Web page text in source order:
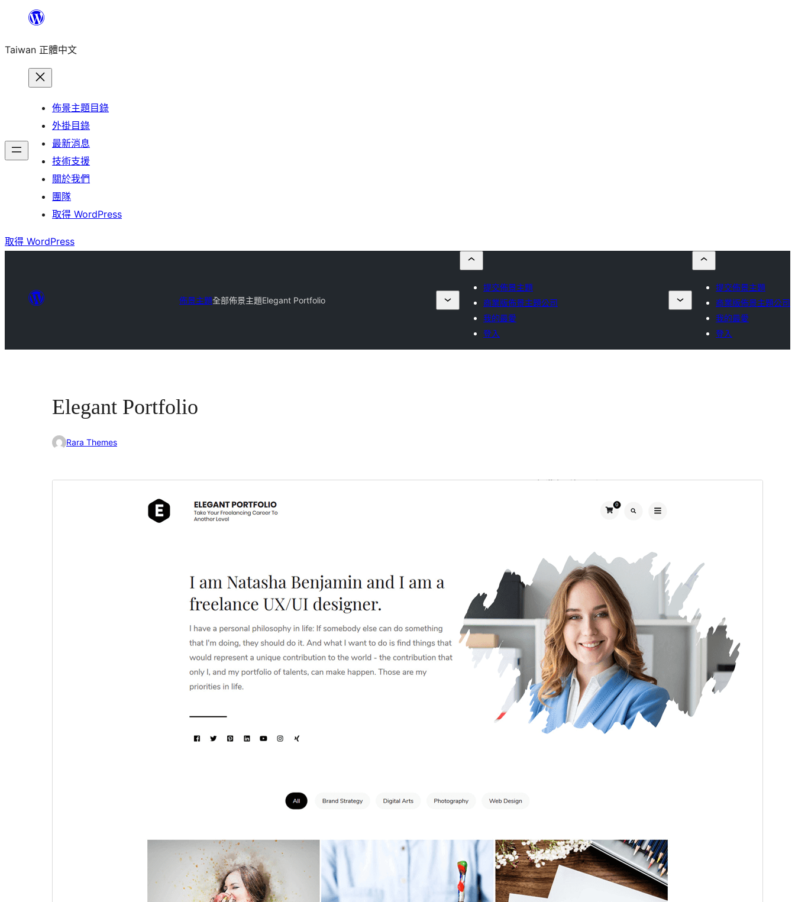
主
Taiwan 正體中文
佈景主題目錄
外掛目錄
最新消息
技術支援
關於我們
團隊
取得 WordPress
取得 WordPress
佈景主題全部佈景主題Elegant Portfolio
提交佈景主題
商業版佈景主題公司
我的最愛
登入
提交佈景主題
商業版佈景主題公司
我的最愛
登入
Elegant Portfolio
Rara Themes
這個佈景主題為免費佈景主題，但另外提供付費商業升
這是Perfect Portfolio 的子佈景主題。
版本
1.0.6
最後更新
2025 年 11 月 18 日
啟用安裝數
900+
PHP 版本需求
7.4
佈景主題首頁